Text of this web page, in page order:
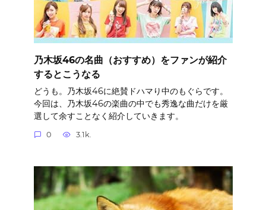
乃木坂46の名曲（おすすめ）をファンが紹介
するとこうなる
どうも。乃木坂46に絶賛ドハマり中のもぐらです。
今回は、乃木坂46の楽曲の中でも秀逸な曲だけを厳
選して余すことなく紹介していきます。
0 3.1k.